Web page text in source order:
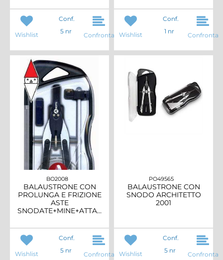
Wishlist
Conf.
5 nr
Confronta Wishlist
Conf.
1 nr
Confronta
BO2008
BALAUSTRONE CON
PROLUNGA E FRIZIONE
ASTE
SNODATE+MINE+ATTACCO
Wishlist
Conf.
5 nr
Confronta
PO49565
BALAUSTRONE CON
SNODO ARCHITETTO
2001
Wishlist
Conf.
5 nr
Confronta